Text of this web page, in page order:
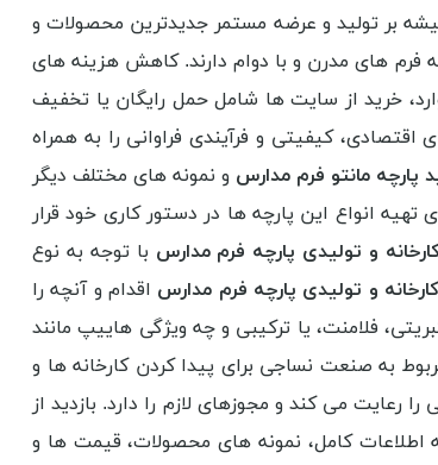
بر تولید و عرضه مستمر جدیدترین محصولات و
فرم های مدرن و با دوام دارند. کاهش هزینه های
خرید از سایت ها شامل حمل رایگان یا تخفیف
کیفیتی و فرآیندی فراوانی را به همراه
پارچه مانتو فرم مدارس و نمونه های مختلف دیگر
انواع این پارچه ها در دستور کاری خود قرار
و تولیدی پارچه فرم مدارس با توجه به نوع
و تولیدی پارچه فرم مدارس اقدام و آنچه را
فلامنت، یا ترکیبی و چه ویژگی هاییپ مانند
به صنعت نساجی برای پیدا کردن کارخانه ها و
رعایت می کند و مجوزهای لازم را دارد. بازدید از
کامل، نمونه های محصولات، قیمت ها و